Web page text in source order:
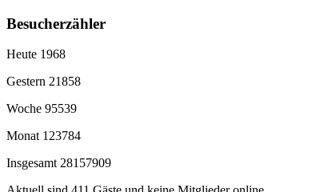
Besucherzähler
Heute 1968
Gestern 21858
Woche 95539
Monat 123784
Insgesamt 28157909